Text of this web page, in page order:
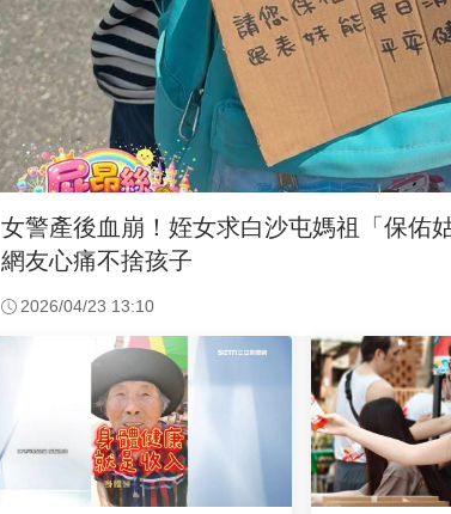
女警產後血崩！姪女求白沙屯媽祖「保佑
網友心痛不捨孩子
2026/04/23 13:10